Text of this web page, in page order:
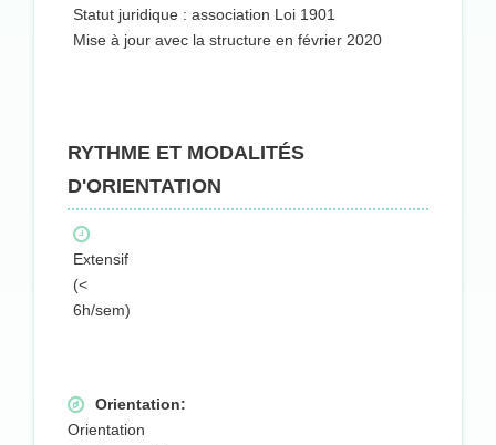
Statut juridique : association Loi 1901
Mise à jour avec la structure en février 2020
RYTHME ET MODALITÉS
D'ORIENTATION
Extensif
(<
6h/sem)
Orientation:
Orientation